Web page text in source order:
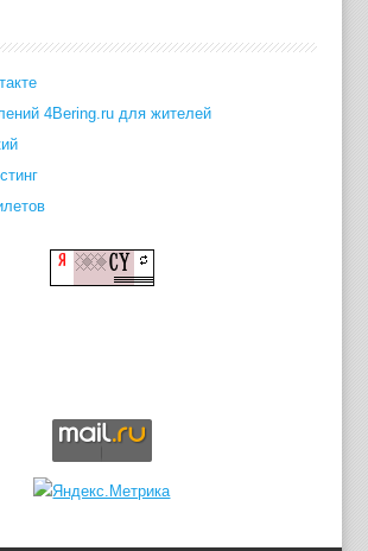
4Bering.ru для жителей